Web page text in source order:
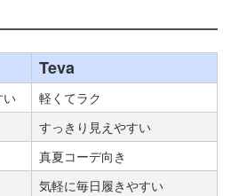
Teva
い
軽くてラク
すっきり見えやすい
真夏コーデ向き
気軽に毎日履きやすい